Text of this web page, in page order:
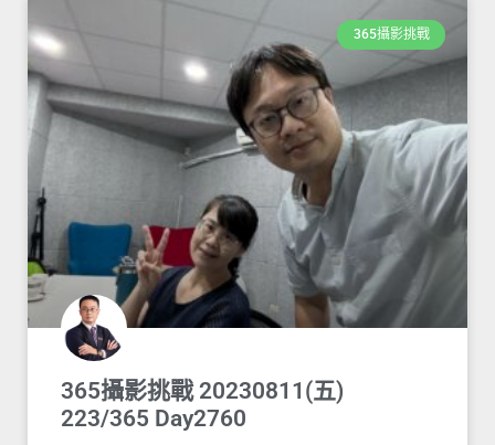
365攝影挑戰
365攝影挑戰 20230811(五)
223/365 Day2760